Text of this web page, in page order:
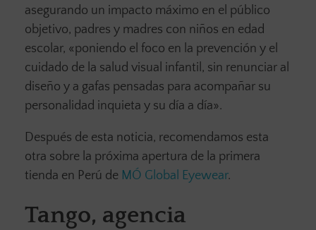
asegurando un impacto máximo en el público
objetivo, padres y madres con niños en edad
escolar, «poniendo el foco en la prevención y el
cuidado de la salud visual infantil, sin renunciar al
diseño y a gafas pensadas para acompañar su
personalidad inquieta y su día a día».
Después de esta noticia, recomendamos esta
otra sobre la próxima apertura de la primera
tienda en Perú de MÓ Global Eyewear.
Tango, agencia